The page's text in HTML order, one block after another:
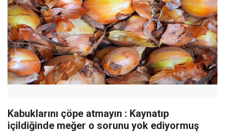
Kabuklarını çöpe atmayın : Kaynatıp
içildiğinde meğer o sorunu yok ediyormuş